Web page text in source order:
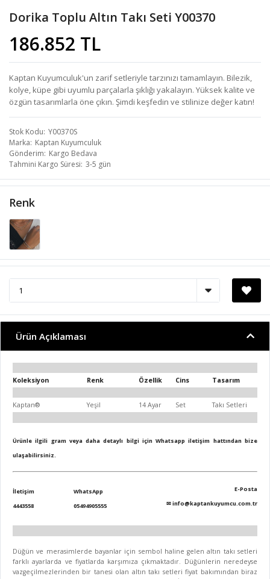
Dorika Toplu Altın Takı Seti Y00370
186.852 TL
Kaptan Kuyumculuk'un zarif setleriyle tarzınızı tamamlayın. Bilezik,
kolye, küpe gibi uyumlu parçalarla şıklığı yakalayın. Yüksek kalite ve
özgün tasarımlarla öne çıkın. Şimdi keşfedin ve stilinize değer katın!
Stok Kodu Y00370S
Marka Kaptan Kuyumculuk
Gönderim Kargo Bedava
Tahmini Kargo Süresi 3-5 gün
Renk
Ürün Açıklaması
Koleksiyon Renk Özellik Cins Tasarım
Kaptan® Yeşil 14 Ayar Set Takı Setleri
Ürünle ilgili gram veya daha detaylı bilgi için Whatsapp iletişim hattından bize
ulaşabilirsiniz.
İletişim
4443558
WhatsApp
05494905555
E-Posta
✉info@kaptankuyumcu.com.tr
Düğün ve merasimlerde bayanlar için sembol haline gelen altın takı setleri
farklı ayarlarda ve fiyatlarda karşımıza çıkmaktadır. Düğünlerin neredeyse
vazgeçilmezlerinden bir tanesi olan altın takı setleri fiyat bakımından biraz